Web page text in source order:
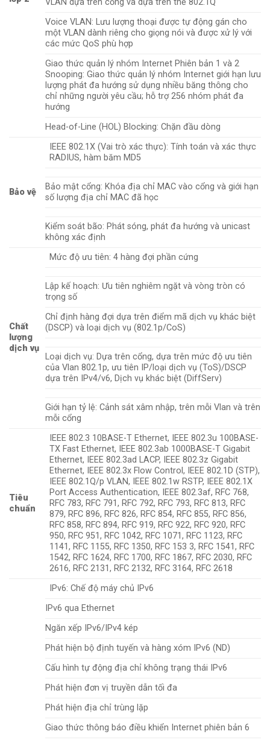
VLAN dựa trên cổng và dựa trên thẻ 802.1Q
Voice VLAN: Lưu lượng thoại được tự động gán cho
một VLAN dành riêng cho giọng nói và được xử lý với
các mức QoS phù hợp
Giao thức quản lý nhóm Internet Phiên bản 1 và 2
Snooping: Giao thức quản lý nhóm Internet giới hạn lưu
lượng phát đa hướng sử dụng nhiều băng thông cho
chỉ những người yêu cầu; hỗ trợ 256 nhóm phát đa
hướng
Head-of-Line (HOL) Blocking: Chặn đầu dòng
Bảo vệ
IEEE 802.1X (Vai trò xác thực): Tính toán và xác thực
RADIUS, hàm băm MD5
Bảo mật cổng: Khóa địa chỉ MAC vào cổng và giới hạn
số lượng địa chỉ MAC đã học
Kiểm soát bão: Phát sóng, phát đa hướng và unicast
không xác định
Chất
lượng
dịch vụ
Mức độ ưu tiên: 4 hàng đợi phần cứng
Lập kế hoạch: Ưu tiên nghiêm ngặt và vòng tròn có
trọng số
Chỉ định hàng đợi dựa trên điểm mã dịch vụ khác biệt
(DSCP) và loại dịch vụ (802.1p/CoS)
Loại dịch vụ: Dựa trên cổng, dựa trên mức độ ưu tiên
của Vlan 802.1p, ưu tiên IP/loại dịch vụ (ToS)/DSCP
dựa trên IPv4/v6, Dịch vụ khác biệt (DiffServ)
Giới hạn tỷ lệ: Cảnh sát xâm nhập, trên mỗi Vlan và trên
mỗi cổng
Tiêu
chuẩn
IEEE 802.3 10BASE-T Ethernet, IEEE 802.3u 100BASE-
TX Fast Ethernet, IEEE 802.3ab 1000BASE-T Gigabit
Ethernet, IEEE 802.3ad LACP, IEEE 802.3z Gigabit
Ethernet, IEEE 802.3x Flow Control, IEEE 802.1D (STP),
IEEE 802.1Q/p VLAN, IEEE 802.1w RSTP, IEEE 802.1X
Port Access Authentication, IEEE 802.3af, RFC 768,
RFC 783, RFC 791, RFC 792, RFC 793, RFC 813, RFC
879, RFC 896, RFC 826, RFC 854, RFC 855, RFC 856,
RFC 858, RFC 894, RFC 919, RFC 922, RFC 920, RFC
950, RFC 951, RFC 1042, RFC 1071, RFC 1123, RFC
1141, RFC 1155, RFC 1350, RFC 153 3, RFC 1541, RFC
1542, RFC 1624, RFC 1700, RFC 1867, RFC 2030, RFC
2616, RFC 2131, RFC 2132, RFC 3164, RFC 2618
IPv6: Chế độ máy chủ IPv6
IPv6 qua Ethernet
Ngăn xếp IPv6/IPv4 kép
Phát hiện bộ định tuyến và hàng xóm IPv6 (ND)
Cấu hình tự động địa chỉ không trạng thái IPv6
Phát hiện đơn vị truyền dẫn tối đa
Phát hiện địa chỉ trùng lặp
Giao thức thông báo điều khiển Internet phiên bản 6